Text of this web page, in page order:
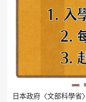
日本政府〈文部科學省